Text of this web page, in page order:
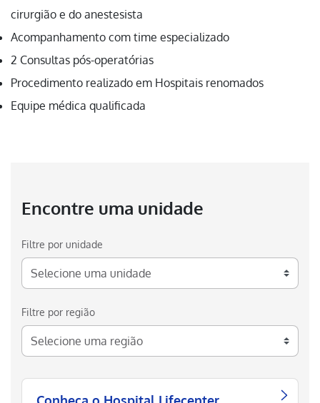
cirurgião e do anestesista
Acompanhamento com time especializado
2 Consultas pós-operatórias
Procedimento realizado em Hospitais renomados
Equipe médica qualificada
Encontre uma unidade
Filtre por unidade
Filtre por região